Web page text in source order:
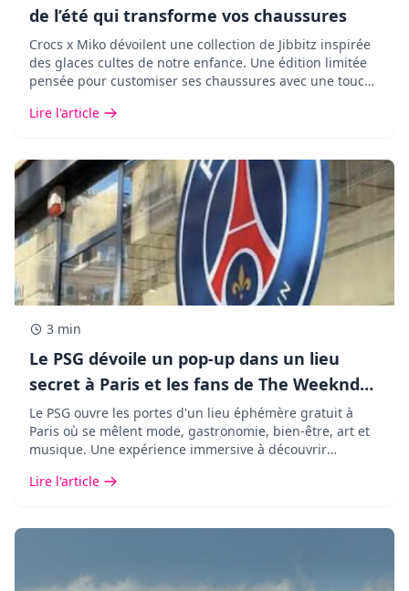
de l’été qui transforme vos chaussures
Crocs x Miko dévoilent une collection de Jibbitz inspirée
des glaces cultes de notre enfance. Une édition limitée
pensée pour customiser ses chaussures avec une touche
Lire l'article
3 min
Le PSG dévoile un pop-up dans un lieu
secret à Paris et les fans de The Weeknd
vont adorer !
Le PSG ouvre les portes d'un lieu éphémère gratuit à
Paris où se mêlent mode, gastronomie, bien-être, art et
musique. Une expérience immersive à découvrir
Lire l'article